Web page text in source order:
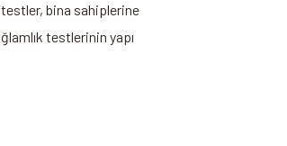
bina sahiplerine
testlerinin yapı